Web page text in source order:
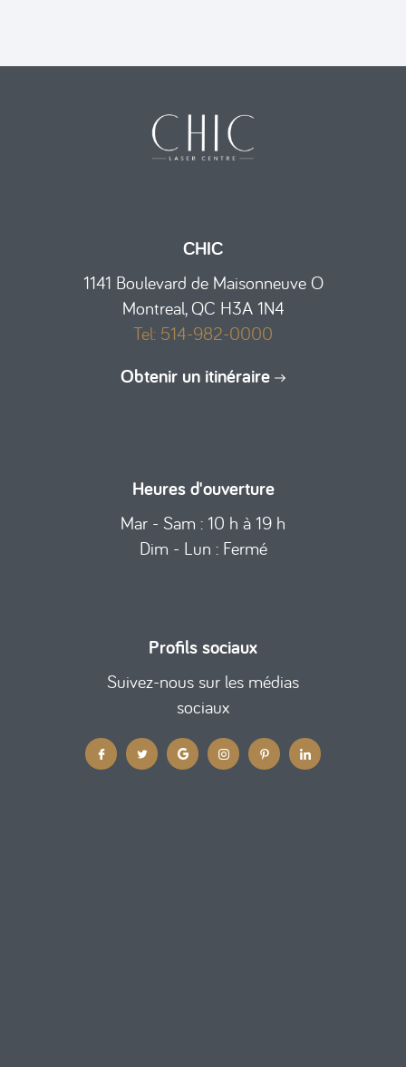
CHIC
1141 Boulevard de Maisonneuve O
Montreal, QC H3A 1N4
Tel: 514-982-0000
Obtenir un itinéraire
Heures d'ouverture
Mar - Sam : 10 h à 19 h
Dim - Lun : Fermé
Profils sociaux
Suivez-nous sur les médias
sociaux